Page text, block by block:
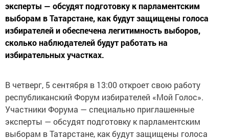
эксперты — обсудят подготовку к парламентским
выборам в Татарстане, как будут защищены голоса
избирателей и обеспечена легитимность выборов,
сколько наблюдателей будут работать на
избирательных участках.
В четверг, 5 сентября в 13:00 откроет свою работу
республиканский Форум избирателей «Мой Голос».
Участники Форума — специально приглашенные
эксперты — обсудят подготовку к парламентским
выборам в Татарстане, как будут защищены голоса